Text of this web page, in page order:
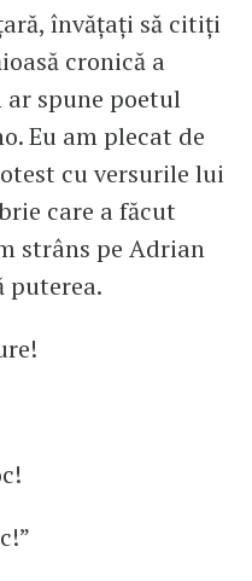
învățați să citiți
cronică a
ar spune poetul
Eu am plecat de
cu versurile lui
care a făcut
strâns pe Adrian
puterea.